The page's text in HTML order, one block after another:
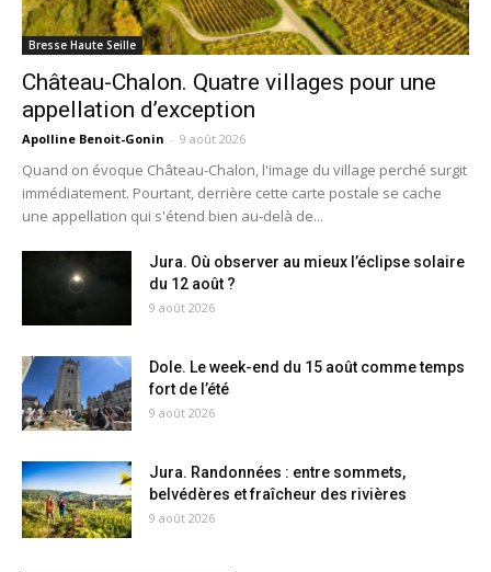
Bresse Haute Seille
Château-Chalon. Quatre villages pour une
appellation d’exception
Apolline Benoit-Gonin - 9 août 2026
Quand on évoque Château-Chalon, l'image du village perché surgit
immédiatement. Pourtant, derrière cette carte postale se cache
une appellation qui s'étend bien au-delà de...
Jura. Où observer au mieux l’éclipse solaire
du 12 août ?
9 août 2026
Dole. Le week-end du 15 août comme temps
fort de l’été
9 août 2026
Jura. Randonnées : entre sommets,
belvédères et fraîcheur des rivières
9 août 2026